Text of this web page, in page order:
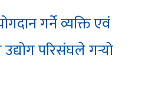
गर्ने व्यक्ति एवं
परिसंघले गर्‍यो